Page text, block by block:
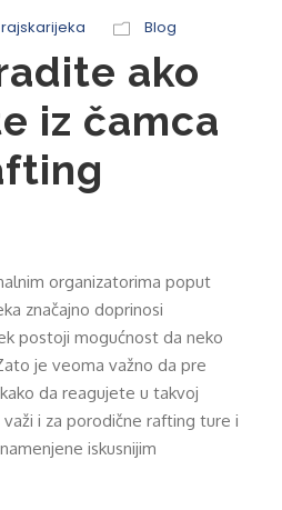
rajskarijeka Blog
ako
iz čamca
organizatorima poput
značajno doprinosi
postoji mogućnost da neko
je veoma važno da pre
da reagujete u takvoj
i za porodične rafting ture i
iskusnijim